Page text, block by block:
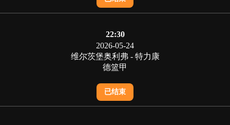
22:30
2026-05-24
维尔茨堡奥利弗 - 特力康
德篮甲
已结束